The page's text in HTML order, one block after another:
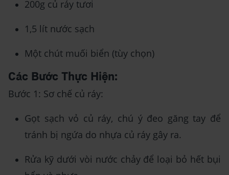
200g củ ráy tươi
1,5 lít nước sạch
Một chút muối biển (tùy chọn)
Các Bước Thực Hiện:
Bước 1: Sơ chế củ ráy:
Gọt sạch vỏ củ ráy, chú ý đeo găng tay để
tránh bị ngứa do nhựa củ ráy gây ra.
Rửa kỹ dưới vòi nước chảy để loại bỏ hết bụi